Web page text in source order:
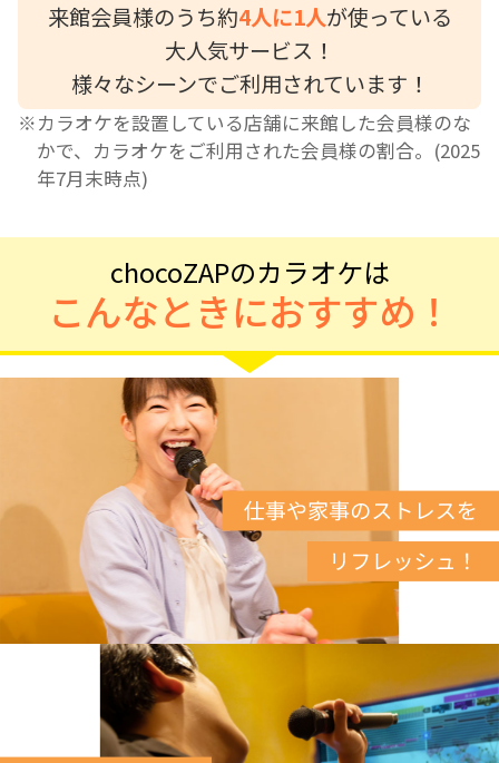
来館会員様のうち約4人に1人が使っている
大人気サービス！
様々なシーンでご利用されています！
※カラオケを設置している店舗に来館した会員様のな
かで、カラオケをご利用された会員様の割合。(2025
年7月末時点)
chocoZAPのカラオケは
こんなときにおすすめ！